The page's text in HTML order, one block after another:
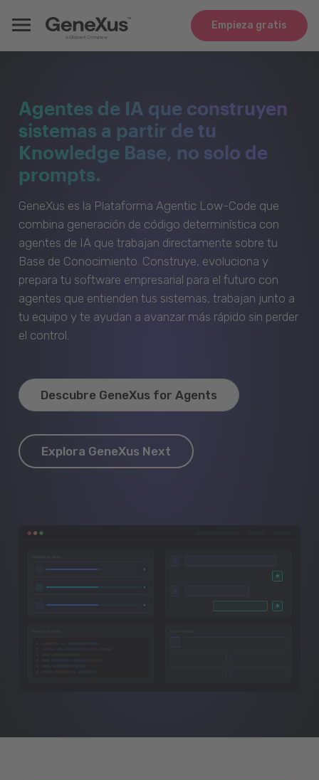
Empieza gratis
Agentes de IA que construyen
sistemas a partir de tu
Knowledge Base, no solo de
prompts.
GeneXus es la Plataforma Agentic Low-Code que
combina generación de código determinística con
agentes de IA que trabajan directamente sobre tu
Base de Conocimiento. Construye, evoluciona y
prepara tu software empresarial para el futuro con
agentes que entienden tus sistemas, trabajan junto a
tu equipo y te ayudan a avanzar más rápido sin perder
el control.
Descubre GeneXus for Agents
Explora GeneXus Next